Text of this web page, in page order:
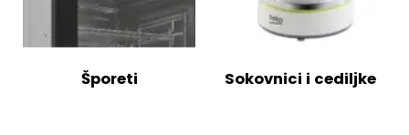
Šporeti Sokovnici i cediljke